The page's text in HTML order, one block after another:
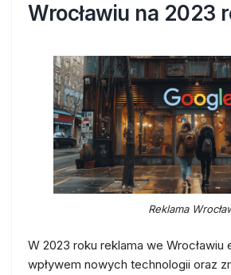
Wrocławiu na 2023
Reklama
W 2023 roku reklama we Wrocławiu
wpływem nowych technologii oraz